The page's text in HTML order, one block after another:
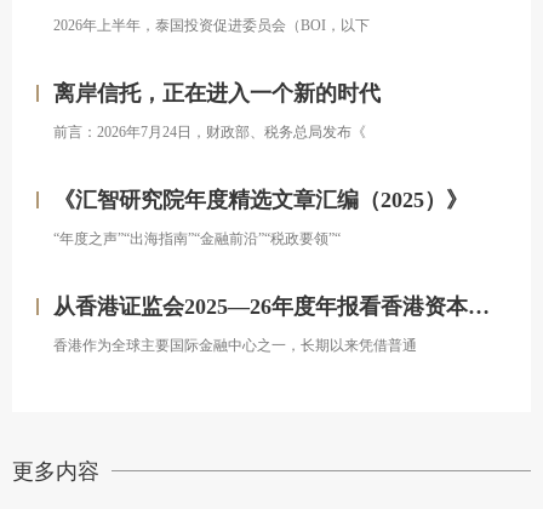
2026年上半年，泰国投资促进委员会（BOI，以下
离岸信托，正在进入一个新的时代
前言：2026年7月24日，财政部、税务总局发布《
《汇智研究院年度精选文章汇编（2025）》
“年度之声”“出海指南”“金融前沿”“税政要领”“
从香港证监会2025—26年度年报看香港资本市场发展的新方向
香港作为全球主要国际金融中心之一，长期以来凭借普通
更多内容